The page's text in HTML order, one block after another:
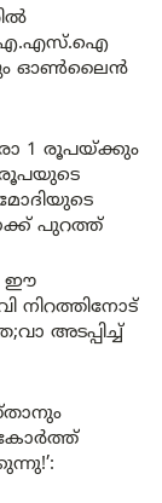
ഐ.എസ്.ഐ
ഓൺലൈൻ
1 രൂപയ്ക്കും
രൂപയുടെ
മോദിയുടെ
പുറത്ത്
ഈ
നിറത്തിനോട്
അടപ്പിച്ച്